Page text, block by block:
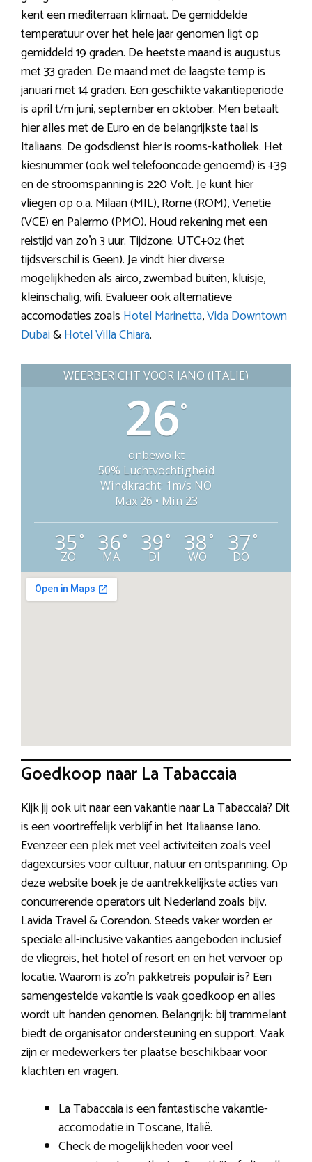
kent een mediterraan klimaat. De gemiddelde
temperatuur over het hele jaar genomen ligt op
gemiddeld 19 graden. De heetste maand is augustus
met 33 graden. De maand met de laagste temp is
januari met 14 graden. Een geschikte vakantieperiode
is april t/m juni, september en oktober. Men betaalt
hier alles met de Euro en de belangrijkste taal is
Italiaans. De godsdienst hier is rooms-katholiek. Het
kiesnummer (ook wel telefooncode genoemd) is +39
en de stroomspanning is 220 Volt. Je kunt hier
vliegen op o.a. Milaan (MIL), Rome (ROM), Venetie
(VCE) en Palermo (PMO). Houd rekening met een
reistijd van zo’n 3 uur. Tijdzone: UTC+02 (het
tijdsverschil is Geen). Je vindt hier diverse
mogelijkheden als airco, zwembad buiten, kluisje,
kleinschalig, wifi. Evalueer ook alternatieve
accomodaties zoals Hotel Marinetta,Vida Downtown
Dubai&Hotel Villa Chiara.
WEERBERICHT VOOR IANO (ITALIË)
26°
onbewolkt
50% Luchtvochtigheid
Windkracht: 1m/s NO
Max 26 • Min 23
35°
ZO
36°
MA
39°
DI
38°
WO
37°
DO
Goedkoop naar La Tabaccaia
Kijk jij ook uit naar een vakantie naar La Tabaccaia? Dit
is een voortreffelijk verblijf in het Italiaanse Iano.
Evenzeer een plek met veel activiteiten zoals veel
dagexcursies voor cultuur, natuur en ontspanning. Op
deze website boek je de aantrekkelijkste acties van
concurrerende operators uit Nederland zoals bijv.
Lavida Travel & Corendon. Steeds vaker worden er
speciale all-inclusive vakanties aangeboden inclusief
de vliegreis, het hotel of resort en en het vervoer op
locatie. Waarom is zo’n pakketreis populair is? Een
samengestelde vakantie is vaak goedkoop en alles
wordt uit handen genomen. Belangrijk: bij trammelant
biedt de organisator ondersteuning en support. Vaak
zijn er medewerkers ter plaatse beschikbaar voor
klachten en vragen.
La Tabaccaia is een fantastische vakantie-
accomodatie in Toscane, Italië.
Check de mogelijkheden voor veel